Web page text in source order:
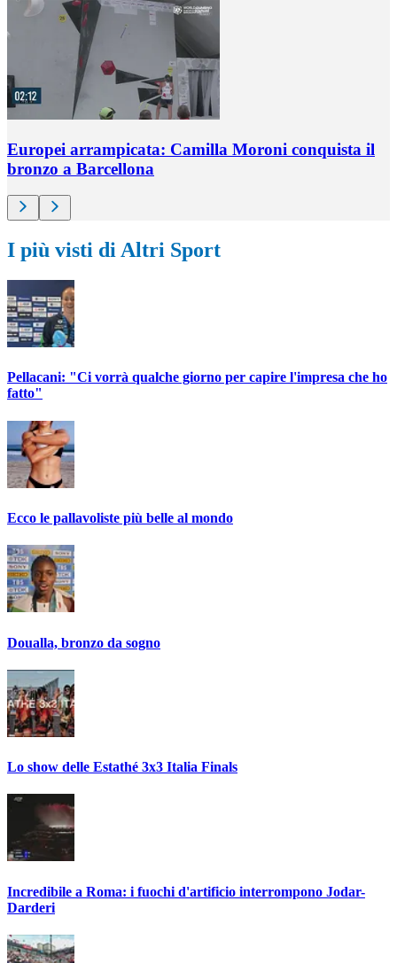
Europei arrampicata: Camilla Moroni conquista il
bronzo a Barcellona
I più visti di Altri Sport
Pellacani: "Ci vorrà qualche giorno per capire l'impresa che ho
fatto"
Ecco le pallavoliste più belle al mondo
Doualla, bronzo da sogno
Lo show delle Estathé 3x3 Italia Finals
Incredibile a Roma: i fuochi d'artificio interrompono Jodar-
Darderi